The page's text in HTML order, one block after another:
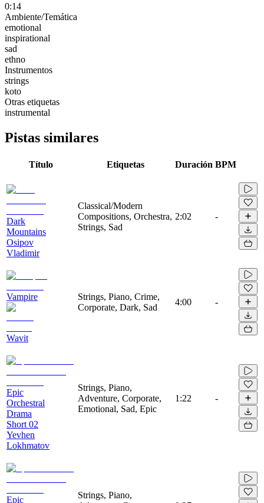
0:14
Ambiente/Temática
emotional
inspirational
sad
ethno
Instrumentos
strings
koto
Otras etiquetas
instrumental
Pistas similares
Título Etiquetas Duración BPM
Dark
Mountains
Osipov
Vladimir
Classical/Modern
Compositions, Orchestra,
Strings, Sad
2:02 -
Vampire
Wavit
Strings, Piano, Crime,
Corporate, Dark, Sad
4:00 -
Epic
Orchestral
Drama
Short 02
Yevhen
Lokhmatov
Strings, Piano,
Adventure, Corporate,
Emotional, Sad, Epic
1:22 -
Epic
Strings, Piano,